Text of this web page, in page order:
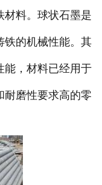
生产设备
材料。球状石墨是
铁的机械性能。其
能，材料已经用于
耐磨性要求高的零